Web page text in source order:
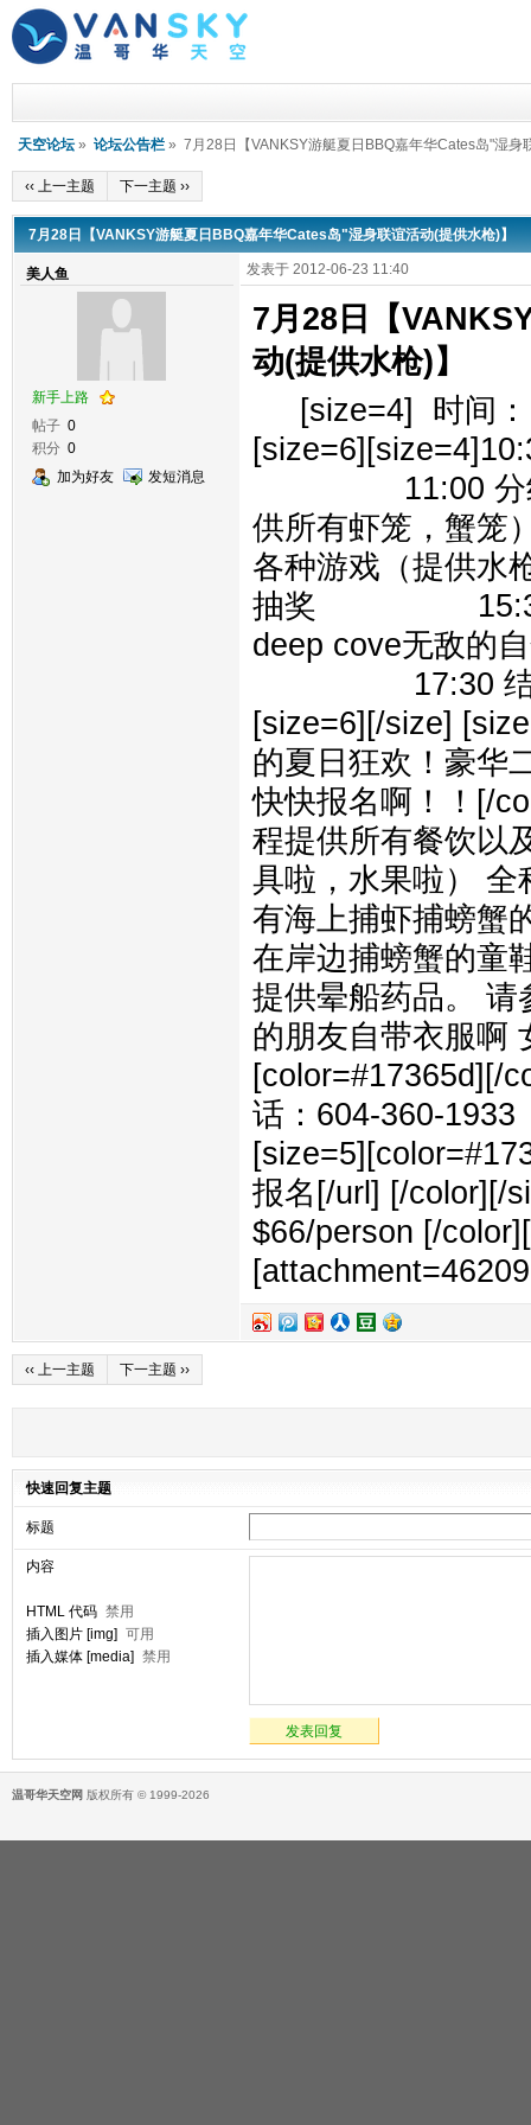
天空论坛 » 论坛公告栏 » 7月28日【VANKSY游艇夏日BBQ嘉年华Cates岛"湿身
‹‹ 上一主题 下一主题 ››
7月28日【VANKSY游艇夏日BBQ嘉年华Cates岛"湿身联谊活动(提供水枪)】
美人鱼
新手上路
帖子 0
积分 0
加为好友
发短消息
发表于 2012-06-23 11:40
7月28日【
动(提供水枪)】
[size=4] 时间：
11:00 分组，
供所有虾笼，
各种游戏（提
抽奖 15:30 可
deep cove无敌的
17:30 结束行
[size=6][/size]
的夏日狂欢！豪华
快快报名啊！！[/
程提供所有餐饮以
具啦，水果啦） 全
有海上捕虾捕螃蟹
在岸边捕螃蟹的童
提供晕船药品。 请
的朋友自带衣服啊
[color=#17365d][/
话：604-360-
报名[/url] [/color][/
$66/person [/
‹‹ 上一主题 下一主题 ››
快速回复主题
标题
内容
HTML 代码 禁用
插入图片 [img] 可用
插入媒体 [media] 禁用
发表回复
温哥华天空网 版权所有 © 1999-2026